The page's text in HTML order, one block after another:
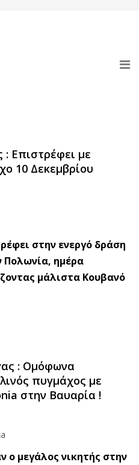
: Επιστρέφει με
10 Δεκεμβρίου
στην ενεργό δράση
Πολωνία, ημέρα
μάλιστα Κουβανό
: Ομόφωνα
πυγμάχος με
στην Βαυαρία !
ο μεγάλος νικητής στην